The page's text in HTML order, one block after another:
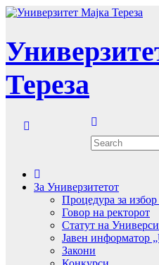
Skip
Тереза
За Универзитетот
Процедура за
Говор на ректорот
Статут на
Јавен информатор
Закони